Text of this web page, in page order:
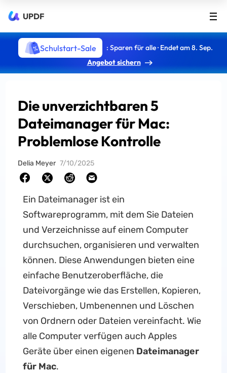
UPDF
Schulstart-Sale
: Sparen für alle · Endet am 8. Sep.
Angebot sichern
Die unverzichtbaren 5
Dateimanager für Mac:
Problemlose Kontrolle
Delia Meyer 7/10/2025
Ein Dateimanager ist ein
Softwareprogramm, mit dem Sie Dateien
und Verzeichnisse auf einem Computer
durchsuchen, organisieren und verwalten
können. Diese Anwendungen bieten eine
einfache Benutzeroberfläche, die
Dateivorgänge wie das Erstellen, Kopieren,
Verschieben, Umbenennen und Löschen
von Ordnern oder Dateien vereinfacht. Wie
alle Computer verfügen auch Apples
Geräte über einen eigenen Dateimanager
für Mac.